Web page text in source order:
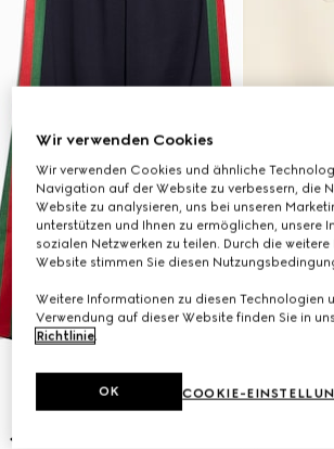
Wir verwenden Cookies
Wir verwenden Cookies und ähnliche
Navigation auf der Website zu verbessern, die
Website zu analysieren, uns bei unseren
unterstützen und Ihnen zu ermöglichen, unsere
sozialen Netzwerken zu teilen. Durch die
Website stimmen Sie diesen
Weitere Informationen zu diesen Technologien
Verwendung auf dieser Website finden Sie in
Richtlinie.
COOKIE-
OK